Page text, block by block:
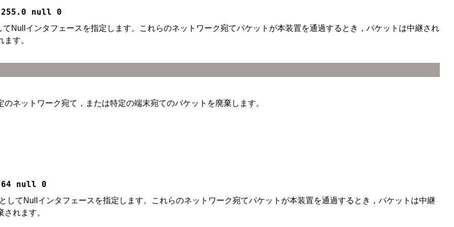
null 0
Nullインタフェースを指定します。これらのネットワーク宛てパケットが本装置を通過するとき，パケットは中継され
す。
ネットワーク宛て，または特定の端末宛てのパケットを廃棄します。
null 0
してNullインタフェースを指定します。これらのネットワーク宛てパケットが本装置を通過するとき，パケットは中継
れます。